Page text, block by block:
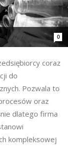
0
coraz
do
Pozwala to
oraz
dlatego firma
kompleksowej